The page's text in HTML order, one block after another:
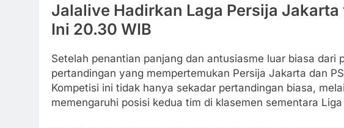
Jalalive Hadirkan Laga Persija
Ini 20.30 WIB
Setelah penantian panjang dan antusiasme luar biasa dari
pertandingan yang mempertemukan Persija Jakarta dan
Kompetisi ini tidak hanya sekadar pertandingan biasa,
memengaruhi posisi kedua tim di klasemen sementara Liga